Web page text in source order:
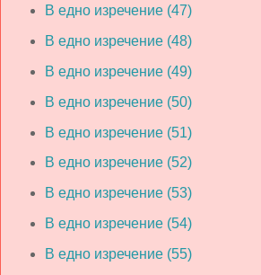
В едно изречение (47)
В едно изречение (48)
В едно изречение (49)
В едно изречение (50)
В едно изречение (51)
В едно изречение (52)
В едно изречение (53)
В едно изречение (54)
В едно изречение (55)